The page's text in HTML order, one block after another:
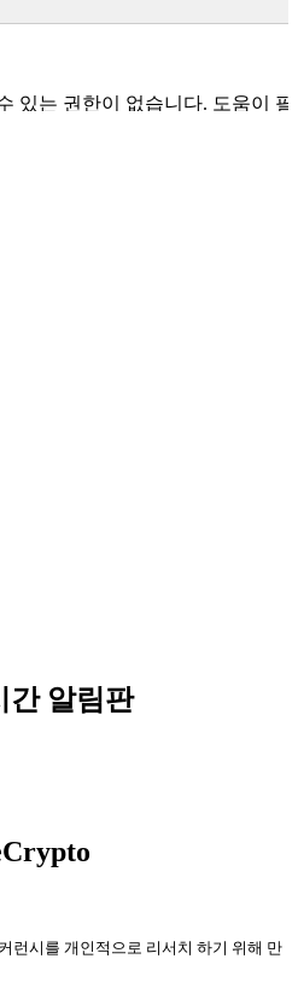
간 알림판
런시를 개인적으로 리서치 하기 위해 만